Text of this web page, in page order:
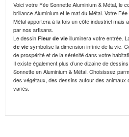
Voici votre Fée Sonnette Aluminium & Métal, le
brillance Aluminium et le mat du Métal. Votre
Métal apportera à la fois un côté industriel mais
par nos artisans.
Le dessin Fleur de vie illuminera votre entrée.
de vie symbolise la dimension infinie de la vie.
de prospérité et de la sérénité dans votre
Il existe également plus d’une dizaine de
Sonnette en Aluminium & Métal. Choisissez
des végétaux, des dessins autour des animaux
variés.